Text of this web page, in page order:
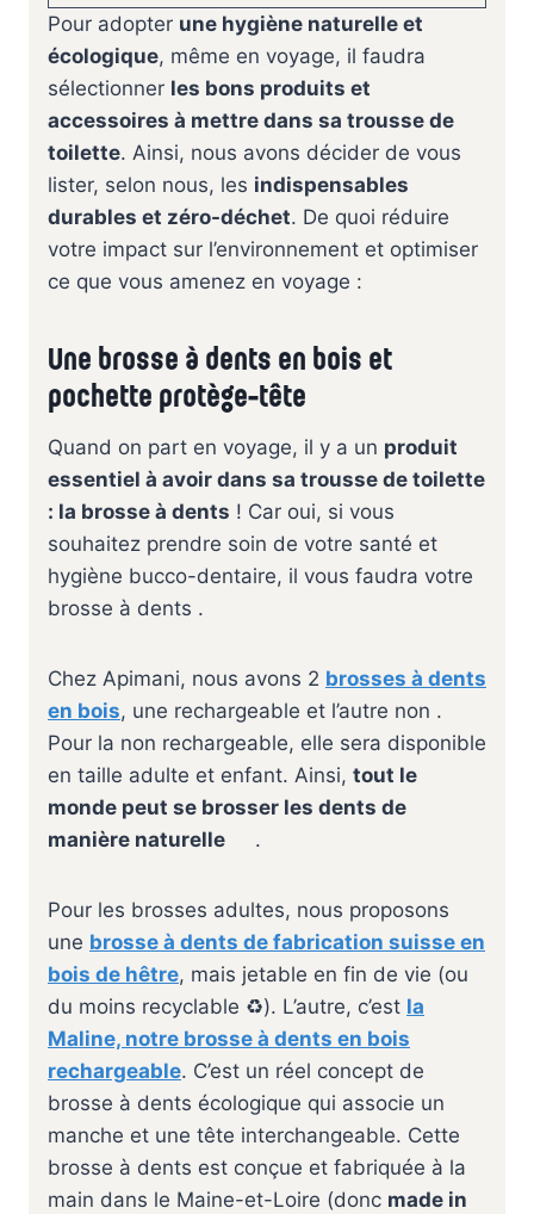
Pour adopter une hygiène naturelle et
écologique, même en voyage, il faudra
sélectionner les bons produits et
accessoires à mettre dans sa trousse de
toilette. Ainsi, nous avons décider de vous
lister, selon nous, les indispensables
durables et zéro-déchet. De quoi réduire
votre impact sur l’environnement et optimiser
ce que vous amenez en voyage :
Une brosse à dents en bois et
pochette protège-tête
Quand on part en voyage, il y a un produit
essentiel à avoir dans sa trousse de toilette
: la brosse à dents ! Car oui, si vous
souhaitez prendre soin de votre santé et
hygiène bucco-dentaire, il vous faudra votre
brosse à dents .
Chez Apimani, nous avons 2 brosses à dents
en bois, une rechargeable et l’autre non .
Pour la non rechargeable, elle sera disponible
en taille adulte et enfant. Ainsi, tout le
monde peut se brosser les dents de
manière naturelle ‍ ‍ ‍ .
Pour les brosses adultes, nous proposons
une brosse à dents de fabrication suisse en
bois de hêtre, mais jetable en fin de vie (ou
du moins recyclable ♻️). L’autre, c’est la
Maline, notre brosse à dents en bois
rechargeable. C’est un réel concept de
brosse à dents écologique qui associe un
manche et une tête interchangeable. Cette
brosse à dents est conçue et fabriquée à la
main dans le Maine-et-Loire (donc made in